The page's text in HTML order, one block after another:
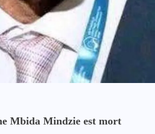
Mbida Mindzie est mort